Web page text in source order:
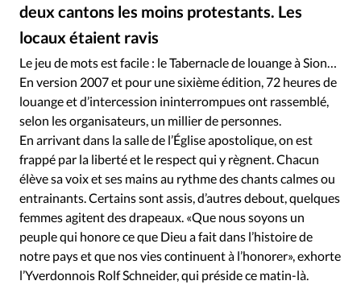
Se connecter
Édition: Internationale
Devise:CHF
RUBRIQUES
Tous les articles
Actualité chrétienne
Actualité internationale
Chronique
Culture
Dossier
Eglises Foi Génération réveil
Monde
Opinions
Publireportage
Relations Aujourd'hui
Société
Tour du monde des Eglises
Trait d'Ixène
Vécu
Vie Intérieure
deux cantons les moins protestants. Les
locaux étaient ravis
Le jeu de mots est facile : le Tabernacle de louange à Sion…
En version 2007 et pour une sixième édition, 72 heures de
louange et d’intercession ininterrompues ont rassemblé,
selon les organisateurs, un millier de personnes.
En arrivant dans la salle de l’Église apostolique, on est
frappé par la liberté et le respect qui y règnent. Chacun
élève sa voix et ses mains au rythme des chants calmes ou
entrainants. Certains sont assis, d’autres debout, quelques
femmes agitent des drapeaux. «Que nous soyons un
peuple qui honore ce que Dieu a fait dans l’histoire de
notre pays et que nos vies continuent à l’honorer», exhorte
l’Yverdonnois Rolf Schneider, qui préside ce matin-là.